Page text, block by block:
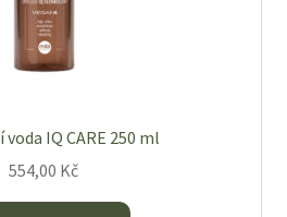
IQ CARE 250 ml
554,00 Kč